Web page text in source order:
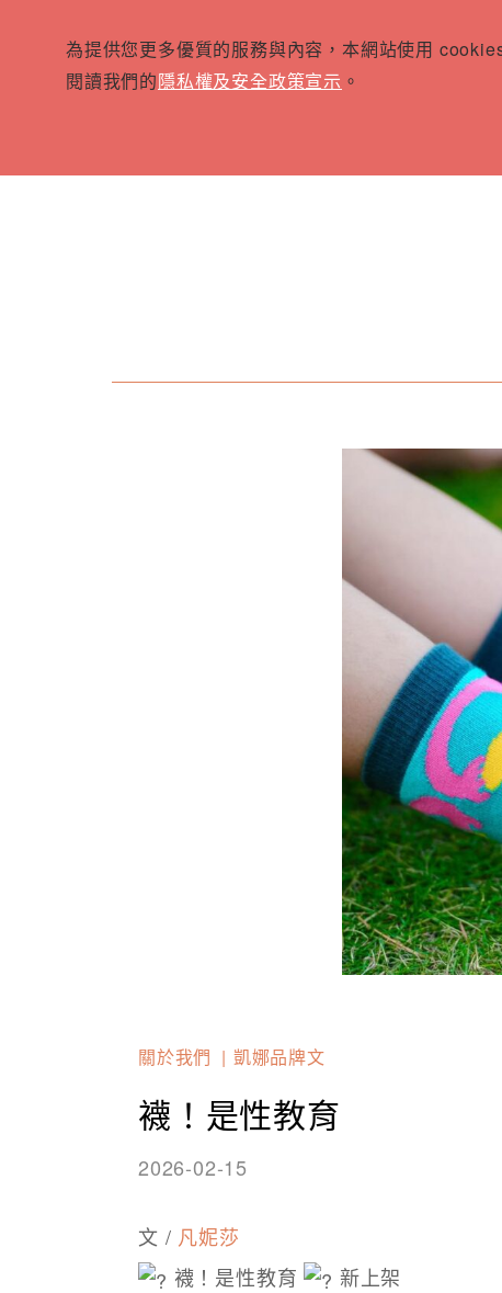
為提供您更多優質的服務與內容，本網站使用
閱讀我們的隱私權及安全政策宣示 。
關於我們 凱娜品牌文
襪！是性教育
2026-02-15
文 / 凡妮莎
襪！是性教育
新上架